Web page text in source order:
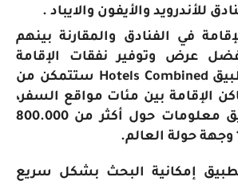
للأندرويد والأيفون والايباد .
في الفنادق والمقارنة بينهم
عرض وتوفير نفقات الإقامة
الباهظة، ومع تطبيق Hotels Combined ستتمكن من
الإقامة بين مئات مواقع السفر،
حيث يوفر التطبيق معلومات حول أكثر من 800.000
إمكانية البحث بشكل سريع